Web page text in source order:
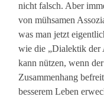
nicht falsch. Aber
von mühsamen
was man jetzt
wie die „Dialektik
kann nützen, wenn
Zusammenhang
besserem Leben